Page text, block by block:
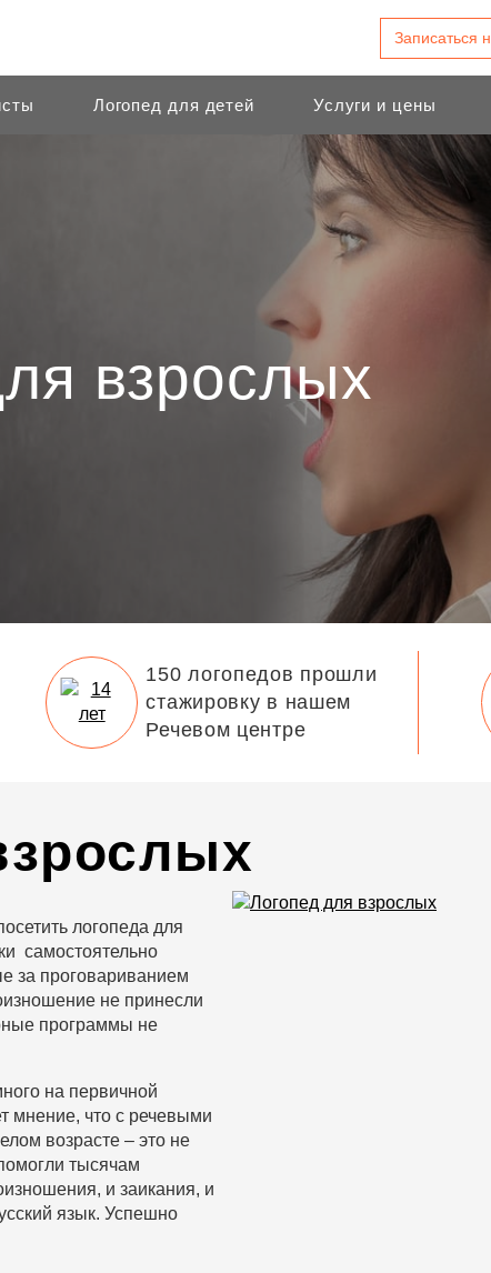
Записаться
Логопед для детей Услуги и цены
взрослых
150 логопедов прошли
стажировку в нашем
Речевом центре
логопеда для
самостоятельно
за проговариванием
не принесли
программы не
на первичной
мнение, что с речевыми
возрасте – это не
тысячам
и заикания, и
язык. Успешно